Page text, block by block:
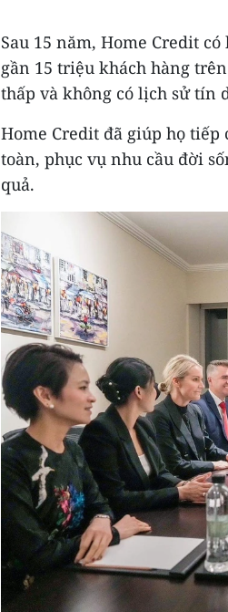
Sau 15 năm, Home Credit
gần 15 triệu khách hàng
thấp và không có lịch sử tín
Home Credit đã giúp họ
toàn, phục vụ nhu cầu đời
quả.